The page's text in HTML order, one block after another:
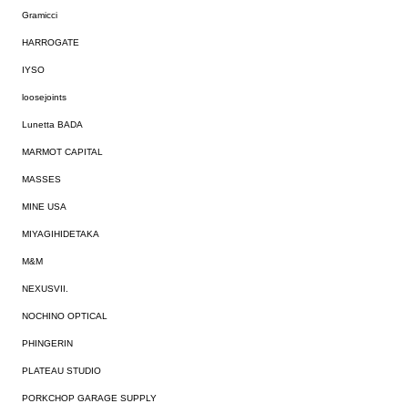
Gramicci
HARROGATE
IYSO
loosejoints
Lunetta BADA
MARMOT CAPITAL
MASSES
MINE USA
MIYAGIHIDETAKA
M&M
NEXUSVII.
NOCHINO OPTICAL
PHINGERIN
PLATEAU STUDIO
PORKCHOP GARAGE SUPPLY